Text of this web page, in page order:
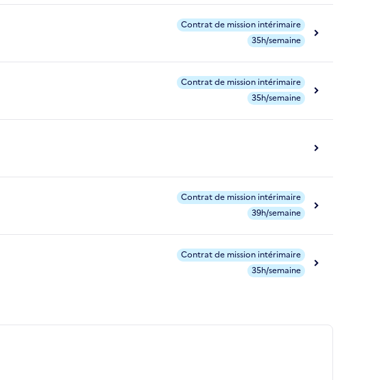
Contrat de mission intérimaire
35h/semaine
Contrat de mission intérimaire
35h/semaine
Contrat de mission intérimaire
39h/semaine
Contrat de mission intérimaire
35h/semaine